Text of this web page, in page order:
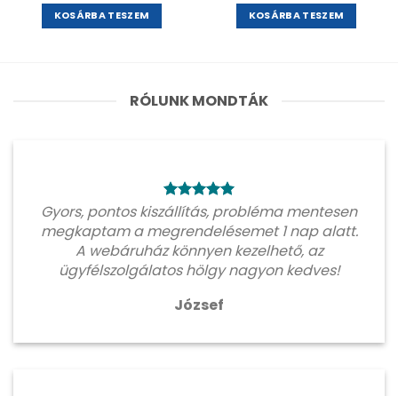
KOSÁRBA TESZEM KOSÁRBA TESZEM
RÓLUNK MONDTÁK
Gyors, pontos kiszállítás, probléma mentesen
megkaptam a megrendelésemet 1 nap alatt.
A webáruház könnyen kezelhető, az
ügyfélszolgálatos hölgy nagyon kedves!
József